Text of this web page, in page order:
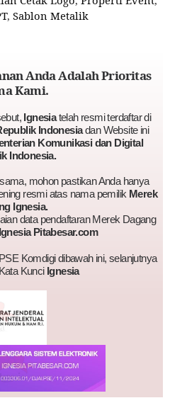
, Sablon Metalik
Anda Adalah Prioritas
Kami.
Ignesiatelah resmi terdaftar di
Indonesiadan Website ini
Komunikasi dan Digital
Indonesia.
mohon pastikan Anda hanya
resmi atas nama pemilik Merek
Ignesia.
data pendaftaran Merek Dagang
Ignesia Pitabesar.com
Komdigi dibawah ini, selanjutnya
Kunci Ignesia